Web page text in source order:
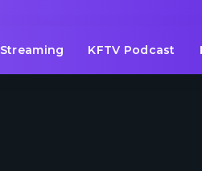
Streaming KFTV Podcast